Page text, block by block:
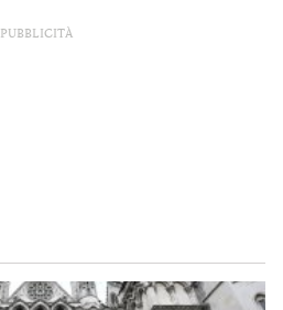
PUBBLICITÀ